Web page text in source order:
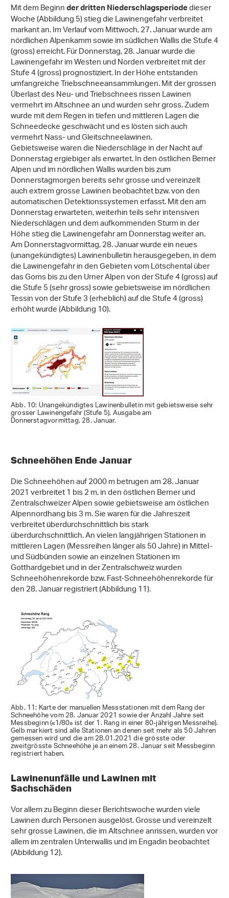
Mit dem Beginnder dritten Niederschlagsperiodedieser
Woche (Abbildung 5) stieg die Lawinengefahr verbreitet
markant an. Im Verlauf vom Mittwoch, 27. Januar wurde am
nördlichen Alpenkamm sowie im südlichen Wallis die Stufe 4
(gross) erreicht. Für Donnerstag, 28. Januar wurde die
Lawinengefahr im Westen und Norden verbreitet mit der
Stufe 4 (gross) prognostiziert. In der Höhe entstanden
umfangreiche Triebschneeansammlungen. Mit der grossen
Überlast des Neu- und Triebschnees rissen Lawinen
vermehrt im Altschnee an und wurden sehr gross. Zudem
wurde mit dem Regen in tiefen und mittleren Lagen die
Schneedecke geschwächt und es lösten sich auch
vermehrt Nass- und Gleitschneelawinen.
Gebietsweise waren die Niederschläge in der Nacht auf
Donnerstag ergiebiger als erwartet. In den östlichen Berner
Alpen und im nördlichen Wallis wurden bis zum
Donnerstagmorgen bereits sehr grosse und vereinzelt
auch extrem grosse Lawinen beobachtet bzw. von den
automatischen Detektionssystemen erfasst. Mit den am
Donnerstag erwarteten, weiterhin teils sehr intensiven
Niederschlägen und dem aufkommenden Sturm in der
Höhe stieg die Lawinengefahr am Donnerstag weiter an.
Am Donnerstagvormittag, 28. Januar wurde ein neues
(unangekündigtes) Lawinenbulletin herausgegeben, in dem
die Lawinengefahr in den Gebieten vom Lötschental über
das Goms bis zu den Urner Alpen von der Stufe 4 (gross) auf
die Stufe 5 (sehr gross) sowie gebietsweise im nördlichen
Tessin von der Stufe 3 (erheblich) auf die Stufe 4 (gross)
erhöht wurde (Abbildung 10).
Abb. 10: Unangekündigtes Lawinenbulletin mit gebietsweise sehr
grosser Lawinengefahr (Stufe 5), Ausgabe am
Donnerstagvormittag, 28. Januar.
Schneehöhen Ende Januar
Die Schneehöhen auf 2000 m betrugen am 28. Januar
2021 verbreitet 1 bis 2 m, in den östlichen Berner und
Zentralschweizer Alpen sowie gebietsweise am östlichen
Alpennordhang bis 3 m. Sie waren für die Jahreszeit
verbreitet überdurchschnittlich bis stark
überdurchschnittlich. An vielen langjährigen Stationen in
mittleren Lagen (Messreihen länger als 50 Jahre) in Mittel-
und Südbünden sowie an einzelnen Stationen im
Gotthardgebiet und in der Zentralschweiz wurden
Schneehöhenrekorde bzw. Fast-Schneehöhenrekorde für
den 28. Januar registriert (Abbildung 11).
Abb. 11: Karte der manuellen Messstationen mit dem Rang der
Schneehöhe vom 28. Januar 2021 sowie der Anzahl Jahre seit
Messbeginn («1/80» ist der 1. Rang in einer 80-jährigen Messreihe).
Gelb markiert sind alle Stationen an denen seit mehr als 50 Jahren
gemessen wird und die am 28.01.2021 die grösste oder
zweitgrösste Schneehöhe je an einem 28. Januar seit Messbeginn
registriert haben.
Lawinenunfälle und Lawinen mit
Sachschäden
Vor allem zu Beginn dieser Berichtswoche wurden viele
Lawinen durch Personen ausgelöst. Grosse und vereinzelt
sehr grosse Lawinen, die im Altschnee anrissen, wurden vor
allem im zentralen Unterwallis und im Engadin beobachtet
(Abbildung 12).